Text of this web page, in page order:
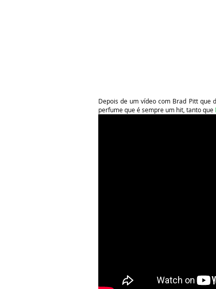
Depois de um vídeo com Brad Pitt que
perfume que é sempre um hit, tanto que